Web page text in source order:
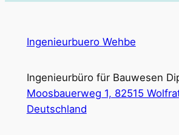
Ingenieurbuero Wehbe
Ingenieurbüro für Bauwesen
Moosbauerweg 1, 82515
Deutschland